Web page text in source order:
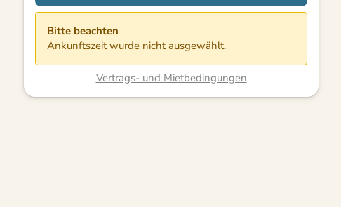
Bitte beachten
Ankunftszeit wurde nicht ausgewählt.
Vertrags- und Mietbedingungen